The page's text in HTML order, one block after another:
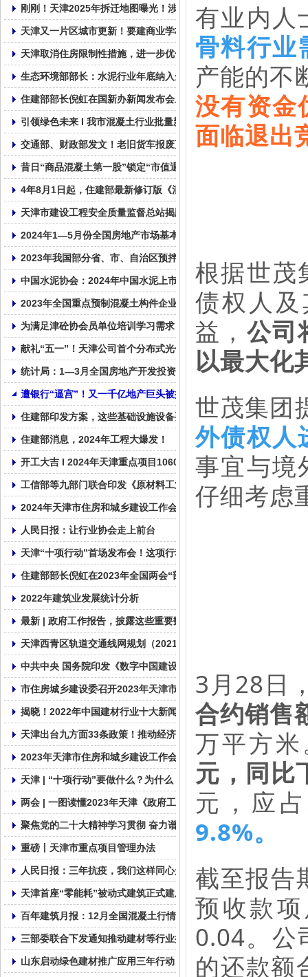
刚刚！天津2025年拆迁地图曝光！涉及城更、拆改、新建！28个
天津又一片区城市更新！要建商业学校……
天津取消住房限制性措施，进一步优化房地产政策
生态环境部部长：水泥行业年底纳入全国碳市场！
住建部部长倪虹在国新办新闻发布会上介绍住房城乡建设事业高质
引领绿色未来 I 我市混凝土行业批量新能源车辆投入使用
交通部、财政部发文！老旧货车报废更新补贴标准来了，购新能源
昔日“商品混凝土第一股”锁定“市值退市”，资金被实控人占超1亿元
4年8月1日起，住建部最新修订版《混凝土结构设计标准》GB/
天津市建设工程安全质量监督总站揭牌成立
2024年1—5月份全国房地产市场基本情况
2023年我国部分省、市、自治区预拌混凝土产量统计表！
中国水泥协会：2024年中国水泥上市公司综合实力排名
2023年全国重点预制混凝土构件企业产量
为满足津砼协会员单位培训学习需求，帮助会员单位普及相关的
献礼“五一”！天津公司首个分布式光伏发电并网成功！
统计局：1—3月全国房地产开发投资22082亿元，同比下降9.5%
遭银行“逼宫”！又一千亿地产巨头被提出清盘申请
住建部印发方案，这些基础设施设备要更新！
住建部消息，2024年工程大爆发！
开工大吉 I 2024年天津重点项目1060个， 总投资2.01万亿！
工信部等九部门联合印发《原材料工业数字化转型工作方案（
2024年天津市住房和城乡建设工作会议召开
人民日报：让行业协会走上前台
天津“十项行动”首场发布会！这项行动摆在首要位置！
住建部部长倪虹在2023年全国两会“部长通道”答记者问
2022年建筑业发展统计分析
最新 | 政府工作报告，披露这些重要数据！
天津西青区轨道交通线网规划（2021—2035年）草案公示 含三条
中共中央 国务院印发《数字中国建设整体布局规划》
市住房城乡建设委召开2023年天津市住建系统质量安全工作视频会
揭晓！2022年中国建材行业十大新闻
天津出台九方面33条政策！推动经济运行一季度良好开局全年整体
2023年天津市住房和城乡建设工作会议召开
天津 | “十项行动”要做什么？为什么？
两会 | 一图读懂2023年天津《政府工作报告》
聚焦党的二十大精神学习贯彻 奋力谱写社会组织发展新篇章
重磅丨天津市重点项目管理办法
人民日报：三年抗疫，我们这样同心走过
天津首座“零能耗”被动式建筑正式建成!
百年建筑月报：12月全国混凝土行情缺乏支撑
三部委联合下发通知推动建材等行业提质增效
山东启动绿色建材推广应用三年行动
有业内人
骨料行业
产能的不
没有资金
面临退出
根据世茂
债权人
益， 公司
以最大化
世茂集团
外债权人
事宜与境
仔细考虑
3月28日
合约销售
万平方
元，同比
元，应
9.8%。
截至报告
预收款
0.04。公
的还款额